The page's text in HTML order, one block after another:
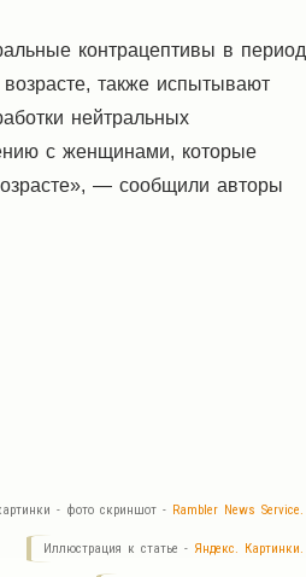
контрацептивы в период
также испытывают
нейтральных
с женщинами, которые
— сообщили авторы
- фото скриншот - Rambler News Service.
Иллюстрация к статье - Яндекс. Картинки.